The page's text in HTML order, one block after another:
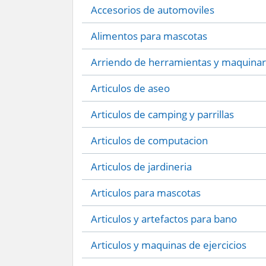
Accesorios de automoviles
Alimentos para mascotas
Arriendo de herramientas y
Articulos de aseo
Articulos de camping y parrillas
Articulos de computacion
Articulos de jardineria
Articulos para mascotas
Articulos y artefactos para bano
Articulos y maquinas de ejercicios